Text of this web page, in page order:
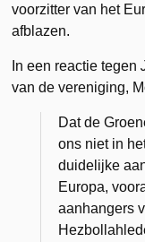
voorzitter van het
afblazen.
In een reactie tegen
van de vereniging,
Dat de
ons niet in
duidelijke
Europa,
aanhangers